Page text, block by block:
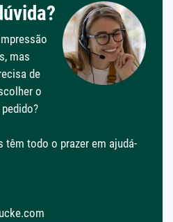
mas
de
o
têm todo o prazer em ajudá-